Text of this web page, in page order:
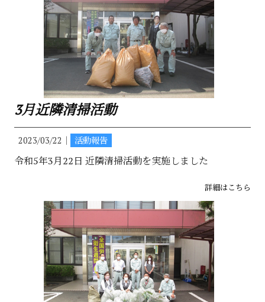
3月近隣清掃活動
2023/03/22｜ 活動報告
令和5年3月22日 近隣清掃活動を実施しました
詳細はこちら